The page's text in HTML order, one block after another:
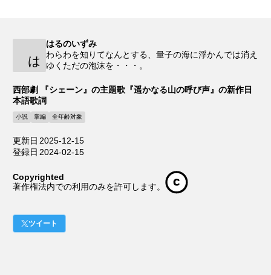
は
はるのいずみ
わらわを知りてなんとする、量子の海に浮かんでは消え
ゆくただの泡沫を・・・。
西部劇 『シェーン』の主題歌『遥かなる山の呼び声』の新作日
本語歌詞
小説 掌編 全年齢対象
更新日 2025-12-15
登録日 2024-02-15
Copyrighted
著作権法内での利用のみを許可します。
ツイート